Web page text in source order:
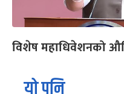
विशेष महाधिवेशनको